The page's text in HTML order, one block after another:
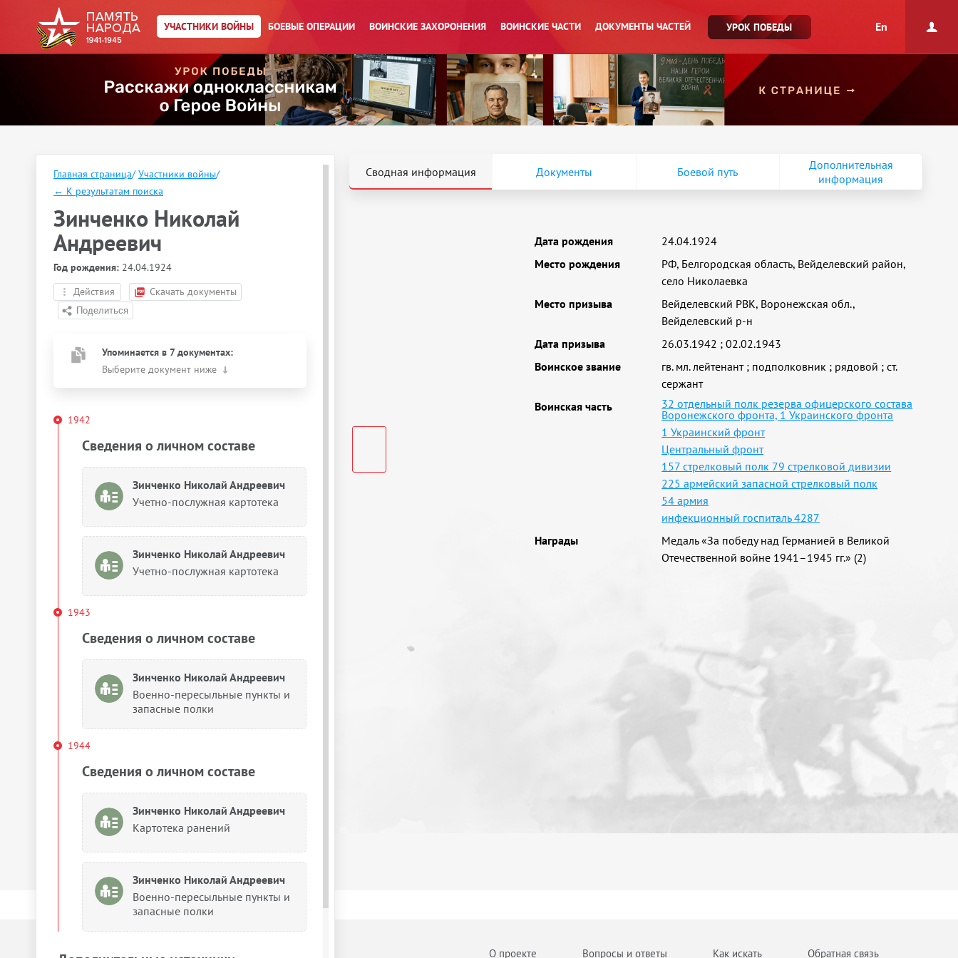
УЧАСТНИКИ ВОЙНЫ БОЕВЫЕ ОПЕРАЦИИ ВОИНСКИЕ ЗАХОРОНЕНИЯ ВОИНСКИЕ ЧАСТИ ДОКУМЕНТЫ ЧАСТЕЙ УРОК ПОБЕДЫ En
Главная страница/ Участники войны/
← К результатам поиска
Зинченко Николай
Андреевич
Год рождения: 24.04.1924
Действия
Скачать документы
Упоминается в 7 документах:
Выберите документ ниже
1942
Сведения о личном составе
Зинченко Николай Андреевич
Учетно-послужная картотека
Зинченко Николай Андреевич
Учетно-послужная картотека
1943
Сведения о личном составе
Зинченко Николай Андреевич
Военно-пересыльные пункты и
запасные полки
1944
Сведения о личном составе
Зинченко Николай Андреевич
Картотека ранений
Зинченко Николай Андреевич
Военно-пересыльные пункты и
запасные полки
Сводная информация Документы Боевой путь
Дополнительная
информация
Дата рождения
24.04.1924
Место рождения
РФ, Белгородская область, Вейделевский район,
село Николаевка
Место призыва
Вейделевский РВК, Воронежская обл.,
Вейделевский р-н
Дата призыва
26.03.1942 ;02.02.1943
Воинское звание
гв. мл. лейтенант; подполковник ; рядовой ;ст.
сержант
Воинская часть
32 отдельный полк резерва офицерского состава
Воронежского фронта, 1 Украинского фронта
1 Украинский фронт
Центральный фронт
157 стрелковый полк 79 стрелковой дивизии
225 армейский запасной стрелковый полк
54 армия
инфекционный госпиталь 4287
Награды
Медаль «За победу над Германией в Великой
Отечественной войне 1941–1945 гг.» (2)
О проекте Вопросы и ответы Как искать Обратная связь